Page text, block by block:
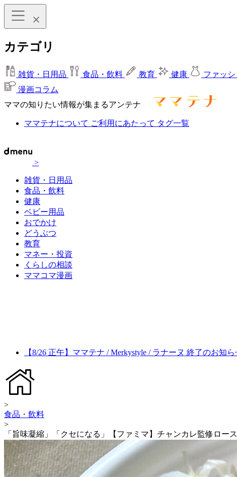
カテゴリ
雑貨・日用品 食品・飲料 教育 健康 ファッシ
漫画コラム
ママの知りたい情報が集まるアンテナ
ママテナについて ご利用にあたって タグ一覧
>
雑貨・日用品
食品・飲料
健康
ベビー用品
おでかけ
どうぶつ
教育
マネー・投資
くらしの相談
ママコマ漫画
【8/26 正午】ママテナ / Merkystyle / ラナーヌ 終了のお知ら
>
食品・飲料
>
「旨味凝縮」「クセになる」【ファミマ】チャンカレ監修ロー